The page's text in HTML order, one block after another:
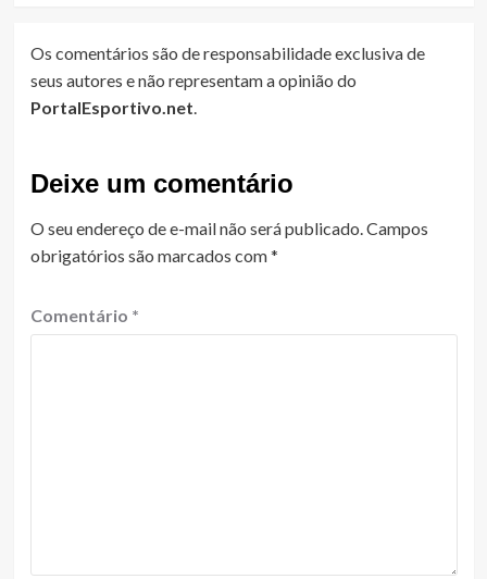
Os comentários são de responsabilidade exclusiva de
seus autores e não representam a opinião do
PortalEsportivo.net.
Deixe um comentário
O seu endereço de e-mail não será publicado.Campos
obrigatórios são marcados com*
Comentário *